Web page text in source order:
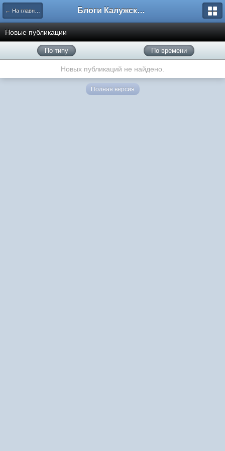
← На главную Блоги Калужского перекрестка
Новые публикации
По типу По времени
Новых публикаций не найдено.
Полная версия